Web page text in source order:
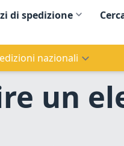
di spedizione
nazionali
un